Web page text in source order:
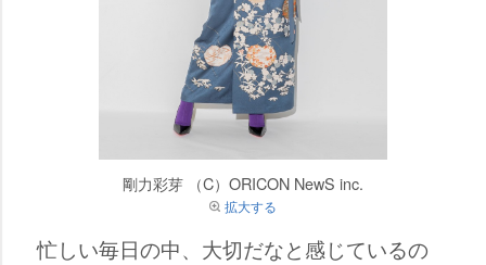
剛力彩芽 （C）ORICON NewS inc.
拡大する
忙しい毎日の中、大切だなと感じているの